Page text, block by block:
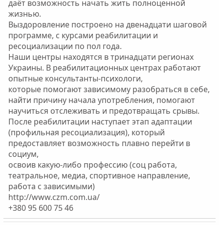
даёт возможность начать жить полноценной
жизнью.
Выздоровление построено на двенадцати шаговой
программе, с курсами реабилитации и
ресоциализации по пол года.
Наши центры находятся в тринадцати регионах
Украины. В реабилитационных центрах работают
опытные консультанты-психологи,
которые помогают зависимому разобраться в себе,
найти причину начала употребления, помогают
научиться отслеживать и предотвращать срывы.
После реабилитации наступает этап адаптации
(профильная ресоциализация), который
предоставляет возможность плавно перейти в
социум,
освоив какую-либо профессию (соц работа,
театральное, медиа, спортивное направление,
работа с зависимыми)
http://www.czm.com.ua/
+380 95 600 75 46